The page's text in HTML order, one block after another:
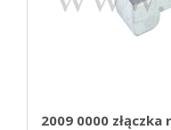
2009 0000